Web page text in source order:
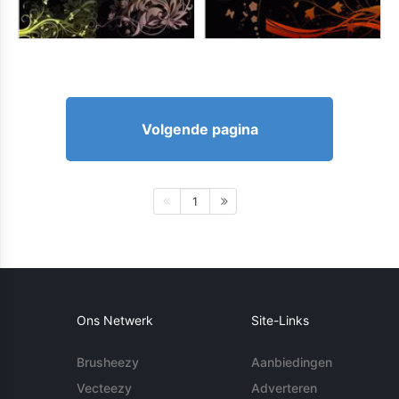
Volgende pagina
1
Ons Netwerk
Brusheezy
Vecteezy
Site-Links
Aanbiedingen
Adverteren